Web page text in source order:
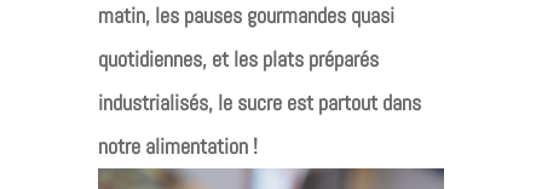
matin, les pauses gourmandes quasi
quotidiennes, et les plats préparés
industrialisés, le sucre est partout dans
notre alimentation !